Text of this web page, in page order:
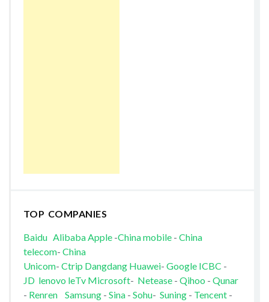
TOP COMPANIES
Baidu AlibabaApple-China mobile- China
telecom- China
Unicom- Ctrip Dangdang Huawei- Google ICBC -
JD lenovo leTv Microsoft- Netease- Qihoo - Qunar
- Renren Samsung- Sina- Sohu- Suning- Tencent-